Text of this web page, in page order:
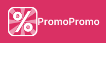
PromoPromo